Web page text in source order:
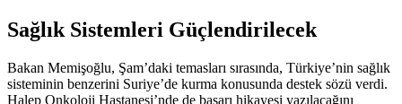
Sağlık Sistemleri Güçlendirilecek
Bakan Memişoğlu, Şam’daki temasları sırasında, Türkiye’nin sağlık
sisteminin benzerini Suriye’de kurma konusunda destek sözü verdi.
Halep Onkoloji Hastanesi’nde de başarı hikayesi yazılacağını